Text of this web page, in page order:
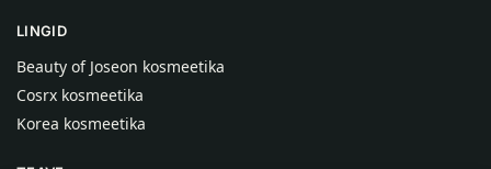
LINGID
Beauty of Joseon kosmeetika
Cosrx kosmeetika
Korea kosmeetika